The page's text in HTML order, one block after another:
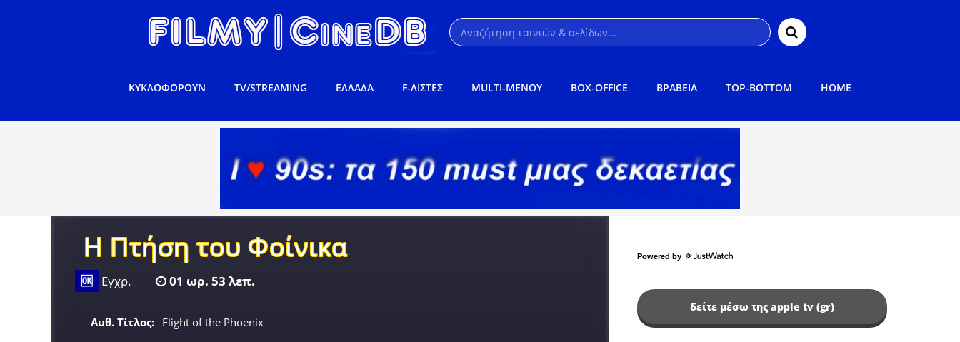
ΚΥΚΛΟΦΟΡΟΥΝ TV/STREAMING ΕΛΛΑΔΑ F-ΛΙΣΤΕΣ MULTI-ΜΕΝΟΥ BOX-OFFICE ΒΡΑΒΕΙΑ TOP-BOTTOM HOME
Η Πτήση του Φοίνικα
🆗 Εγχρ. 01 ωρ. 53 λεπ.
Αυθ. Τίτλος: Flight of the Phoenix
Powered by
δείτε μέσω της apple tv (gr)